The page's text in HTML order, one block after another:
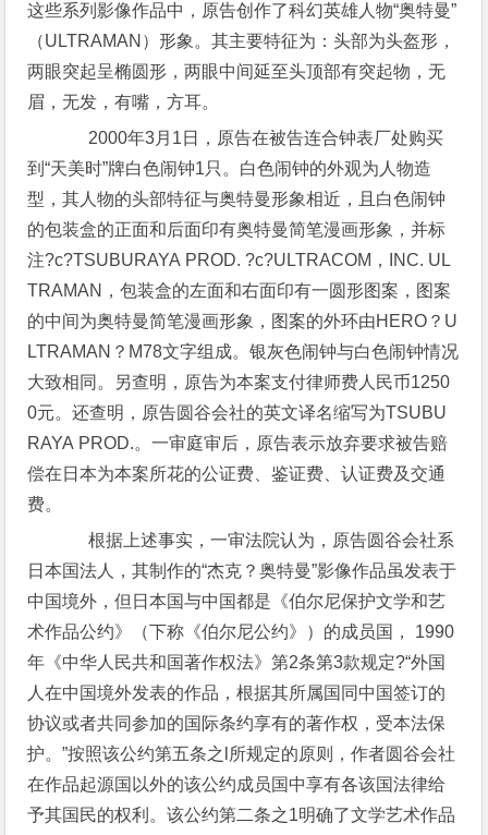
这些系列影像作品中，原告创作了科幻英雄人物“奥特曼”
（ULTRAMAN）形象。其主要特征为：头部为头盔形，
两眼突起呈椭圆形，两眼中间延至头顶部有突起物，无
眉，无发，有嘴，方耳。
2000年3月1日，原告在被告连合钟表厂处购买
到“天美时”牌白色闹钟1只。白色闹钟的外观为人物造
型，其人物的头部特征与奥特曼形象相近，且白色闹钟
的包装盒的正面和后面印有奥特曼简笔漫画形象，并标
注?c?TSUBURAYA PROD. ?c?ULTRACOM，INC. UL
TRAMAN，包装盒的左面和右面印有一圆形图案，图案
的中间为奥特曼简笔漫画形象，图案的外环由HERO？U
LTRAMAN？M78文字组成。银灰色闹钟与白色闹钟情况
大致相同。另查明，原告为本案支付律师费人民币1250
0元。还查明，原告圆谷会社的英文译名缩写为TSUBU
RAYA PROD.。一审庭审后，原告表示放弃要求被告赔
偿在日本为本案所花的公证费、鉴证费、认证费及交通
费。
根据上述事实，一审法院认为，原告圆谷会社系
日本国法人，其制作的“杰克？奥特曼”影像作品虽发表于
中国境外，但日本国与中国都是《伯尔尼保护文学和艺
术作品公约》（下称《伯尔尼公约》）的成员国， 1990
年《中华人民共和国著作权法》第2条第3款规定?“外国
人在中国境外发表的作品，根据其所属国同中国签订的
协议或者共同参加的国际条约享有的著作权，受本法保
护。”按照该公约第五条之l所规定的原则，作者圆谷会社
在作品起源国以外的该公约成员国中享有各该国法律给
予其国民的权利。该公约第二条之1明确了文学艺术作品